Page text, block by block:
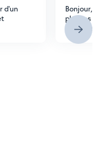
d'un
Bonjour,
plaques
quinzaine